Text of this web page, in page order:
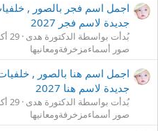
اجمل اسم فجر بالصور ,
جديدة لاسم فجر 2027
بُدأت بواسطة الدكتورة هدى 29 أكتوبر 2020
صور أسماءمزخرفةومعانيها
اجمل اسم هنا بالصور ,
جديدة لاسم هنا 2027
بُدأت بواسطة الدكتورة هدى 29 أكتوبر 2020
صور أسماءمزخرفةومعانيها